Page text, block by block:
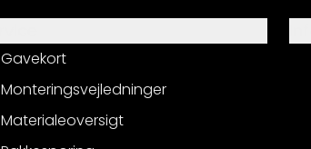
Gavekort
Monteringsvejledninger
Materialeoversigt